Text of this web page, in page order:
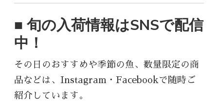
■ 旬の入荷情報はSNSで配信
中！
その日のおすすめや季節の魚、数量限定の商
品などは、Instagram・Facebookで随時ご
紹介しています。